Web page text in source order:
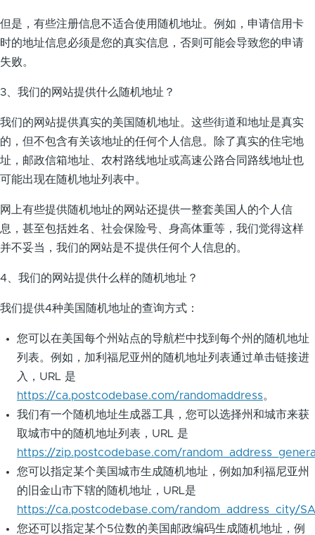
但是，有些注册信息不适合使用随机地址。例如，申请信用卡
时的地址信息必须是您的真实信息，否则可能会导致您的申请
失败。
3、我们的网站提供什么随机地址？
我们的网站提供真实的美国随机地址。这些街道和地址是真实
的，但不包含有关该地址的任何个人信息。除了真实的住宅地
址，邮政信箱地址、农村路线地址或高速公路合同路线地址也
可能出现在随机地址列表中。
网上有些提供随机地址的网站还提供一整套美国人的个人信
息，甚至包括姓名、社会保险号、身高体重等，我们觉得这样
并不妥当，我们的网站是不提供任何个人信息的。
4、我们的网站提供什么样的随机地址？
我们提供4种美国随机地址的查询方式：
您可以在美国每个州站点的导航栏中找到每个州的随机地址
列表。例如，加利福尼亚州的随机地址列表通过单击链接进
入，URL 是
https://ca.postcodebase.com/randomaddress。
我们有一个随机地址生成器工具，您可以选择州和城市来获
取城市中的随机地址列表，URL 是
https://zip.postcodebase.com/
您可以指定某个美国城市生成随机地址，例如加利福尼亚州
的旧金山市下辖的随机地址，URL是
https://ca.postcodebase.com/random_address_city/
您还可以指定某个5位数的美国邮政编码生成随机地址，例